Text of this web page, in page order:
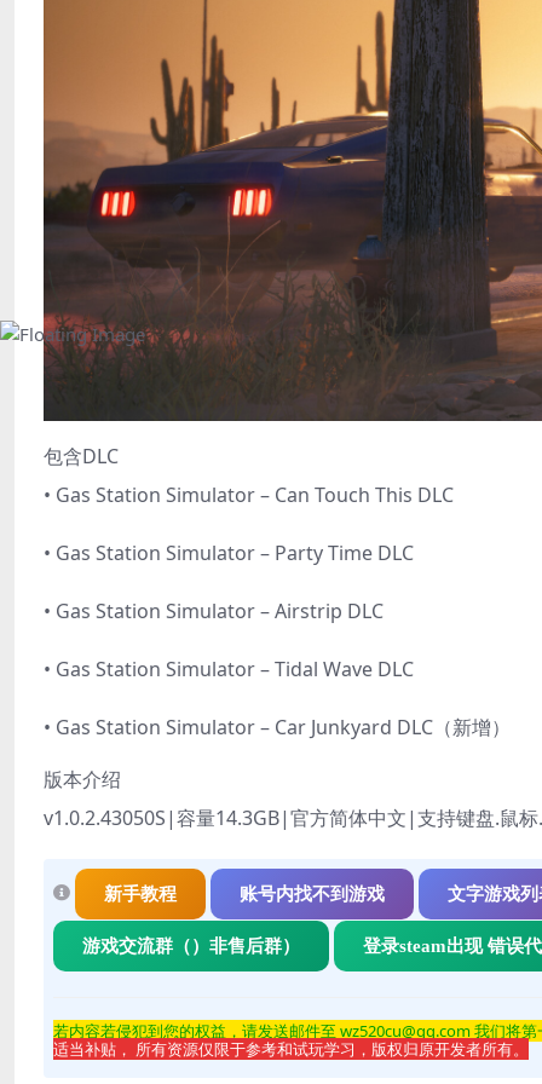
包含DLC
• Gas Station Simulator – Can Touch This DLC
• Gas Station Simulator – Party Time DLC
• Gas Station Simulator – Airstrip DLC
• Gas Station Simulator – Tidal Wave DLC
• Gas Station Simulator – Car Junkyard DLC（新增）
版本介绍
v1.0.2.43050S|容量14.3GB|官方简体中文|支持键盘.鼠
新手教程 账号内找不到游戏 文字游戏列
游戏交流群（）非售后群） 登录steam出现 错误
若内容若侵犯到您的权益，请发送邮件至 wz520cu@qq.com 我们将
适当补贴， 所有资源仅限于参考和试玩学习，版权归原开发者所有。